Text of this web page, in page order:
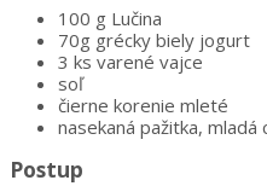
100 g Lučina
70g grécky biely jogurt
3 ks varené vajce
soľ
čierne korenie mleté
nasekaná pažitka, mladá
Postup